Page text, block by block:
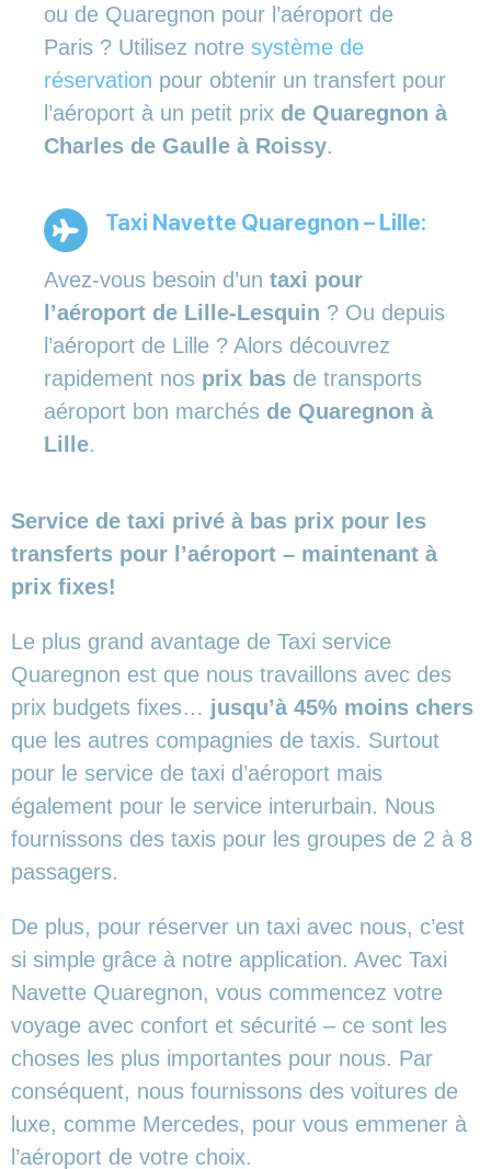
ou de Quaregnon pour l’aéroport de
Paris ? Utilisez notre système de
réservation pour obtenir un transfert pour
l’aéroport à un petit prix de Quaregnon à
Charles de Gaulle à Roissy.
Taxi Navette Quaregnon – Lille:
Avez-vous besoin d’un taxi pour
l’aéroport de Lille-Lesquin ? Ou depuis
l’aéroport de Lille ? Alors découvrez
rapidement nos prix bas de transports
aéroport bon marchés de Quaregnon à
Lille.
Service de taxi privé à bas prix pour les
transferts pour l’aéroport – maintenant à
prix fixes!
Le plus grand avantage de Taxi service
Quaregnon est que nous travaillons avec des
prix budgets fixes… jusqu’à 45% moins chers
que les autres compagnies de taxis. Surtout
pour le service de taxi d’aéroport mais
également pour le service interurbain. Nous
fournissons des taxis pour les groupes de 2 à 8
passagers.
De plus, pour réserver un taxi avec nous, c’est
si simple grâce à notre application. Avec Taxi
Navette Quaregnon, vous commencez votre
voyage avec confort et sécurité – ce sont les
choses les plus importantes pour nous. Par
conséquent, nous fournissons des voitures de
luxe, comme Mercedes, pour vous emmener à
l’aéroport de votre choix.